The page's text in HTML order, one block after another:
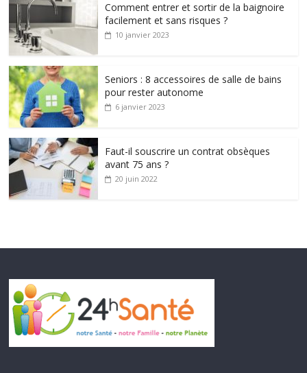
Comment entrer et sortir de la baignoire
facilement et sans risques ?
10 janvier 2023
Seniors : 8 accessoires de salle de bains
pour rester autonome
6 janvier 2023
Faut-il souscrire un contrat obsèques
avant 75 ans ?
20 juin 2022